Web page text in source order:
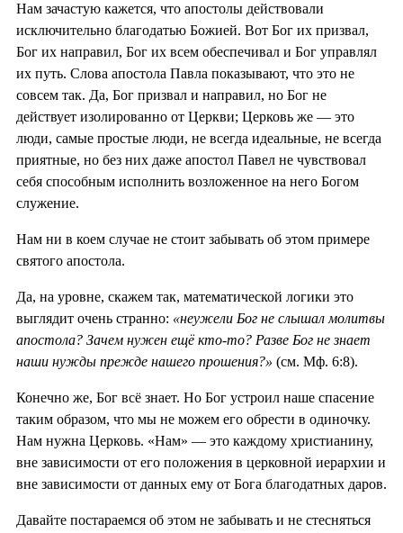
Нам зачастую кажется, что апостолы действовали
исключительно благодатью Божией. Вот Бог их призвал,
Бог их направил, Бог их всем обеспечивал и Бог управлял
их путь. Слова апостола Павла показывают, что это не
совсем так. Да, Бог призвал и направил, но Бог не
действует изолированно от Церкви; Церковь же — это
люди, самые простые люди, не всегда идеальные, не всегда
приятные, но без них даже апостол Павел не чувствовал
себя способным исполнить возложенное на него Богом
служение.
Нам ни в коем случае не стоит забывать об этом примере
святого апостола.
Да, на уровне, скажем так, математической логики это
выглядит очень странно: «неужели Бог не слышал молитвы
апостола? Зачем нужен ещё кто-то? Разве Бог не знает
наши нужды прежде нашего прошения?» (см. Мф. 6:8).
Конечно же, Бог всё знает. Но Бог устроил наше спасение
таким образом, что мы не можем его обрести в одиночку.
Нам нужна Церковь. «Нам» — это каждому христианину,
вне зависимости от его положения в церковной иерархии и
вне зависимости от данных ему от Бога благодатных даров.
Давайте постараемся об этом не забывать и не стесняться